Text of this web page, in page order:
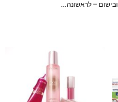
– לראשונה...